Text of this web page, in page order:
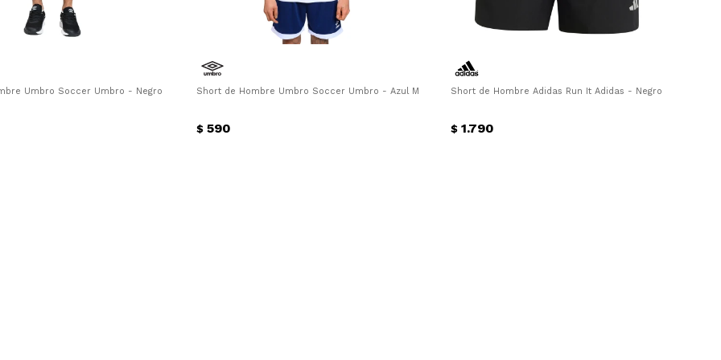
Umbro Soccer Umbro - Negro - BlancoShort de Hombre Umbro Soccer Umbro - Azul Marino - Blanco
$ 590
Short de Hombre Adidas Run It Adidas - Negro
$ 1.790